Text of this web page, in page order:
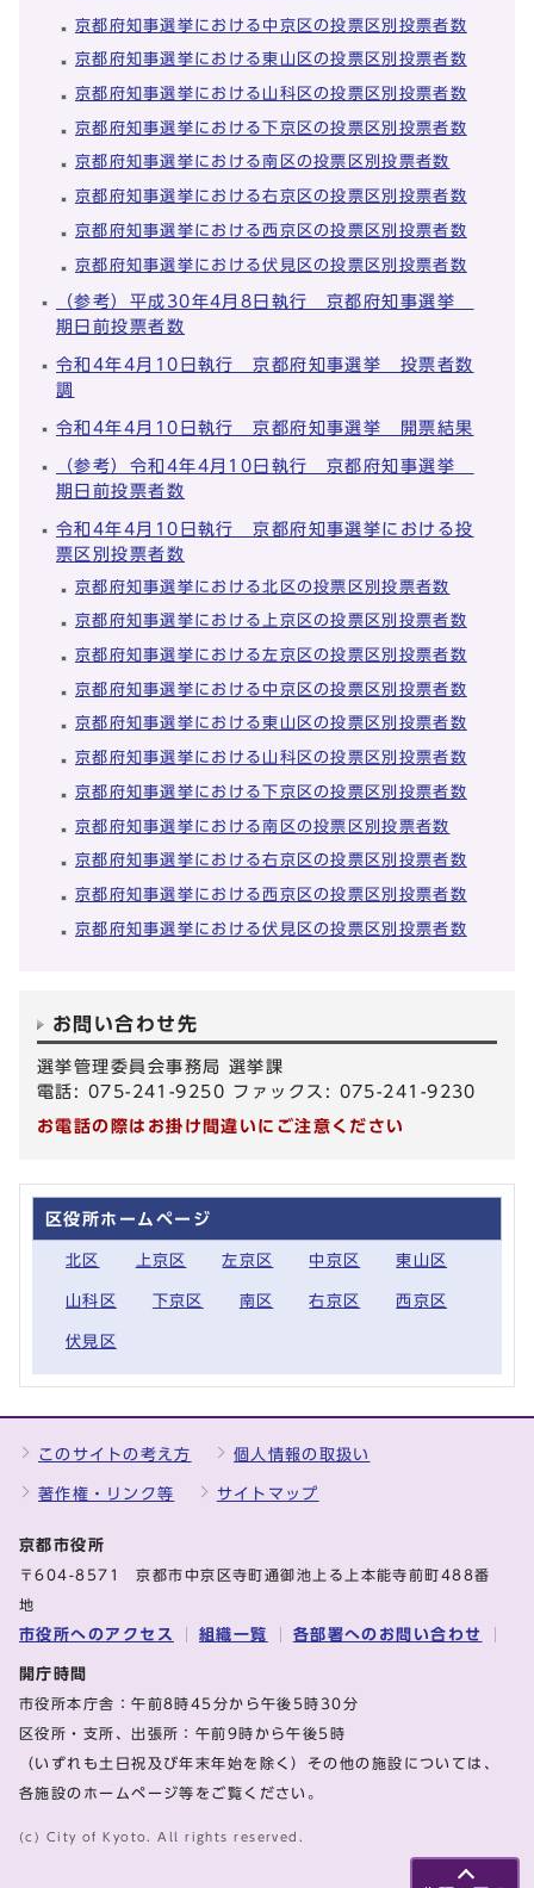
京都府知事選挙における中京区の投票区別投票者数
京都府知事選挙における東山区の投票区別投票者数
京都府知事選挙における山科区の投票区別投票者数
京都府知事選挙における下京区の投票区別投票者数
京都府知事選挙における南区の投票区別投票者数
京都府知事選挙における右京区の投票区別投票者数
京都府知事選挙における西京区の投票区別投票者数
京都府知事選挙における伏見区の投票区別投票者数
（参考）平成30年4月8日執行 京都府知事選挙
期日前投票者数
令和4年4月10日執行 京都府知事選挙 投票者数
調
令和4年4月10日執行 京都府知事選挙 開票結果
（参考）令和4年4月10日執行 京都府知事選挙
期日前投票者数
令和4年4月10日執行 京都府知事選挙における投
票区別投票者数
京都府知事選挙における北区の投票区別投票者数
京都府知事選挙における上京区の投票区別投票者数
京都府知事選挙における左京区の投票区別投票者数
京都府知事選挙における中京区の投票区別投票者数
京都府知事選挙における東山区の投票区別投票者数
京都府知事選挙における山科区の投票区別投票者数
京都府知事選挙における下京区の投票区別投票者数
京都府知事選挙における南区の投票区別投票者数
京都府知事選挙における右京区の投票区別投票者数
京都府知事選挙における西京区の投票区別投票者数
京都府知事選挙における伏見区の投票区別投票者数
お問い合わせ先
選挙管理委員会事務局 選挙課
電話: 075-241-9250 ファックス: 075-241-9230
お電話の際はお掛け間違いにご注意ください
区役所ホームページ
北区 上京区 左京区 中京区 東山区
山科区 下京区 南区 右京区 西京区
伏見区
このサイトの考え方 個人情報の取扱い
著作権・リンク等 サイトマップ
京都市役所
〒604-8571 京都市中京区寺町通御池上る上本能寺前町488番
地
市役所へのアクセス 組織一覧 各部署へのお問い合わせ
開庁時間
市役所本庁舎：午前8時45分から午後5時30分
区役所・支所、出張所：午前9時から午後5時
（いずれも土日祝及び年末年始を除く）その他の施設については、
各施設のホームページ等をご覧ください。
(c) City of Kyoto. All rights reserved.